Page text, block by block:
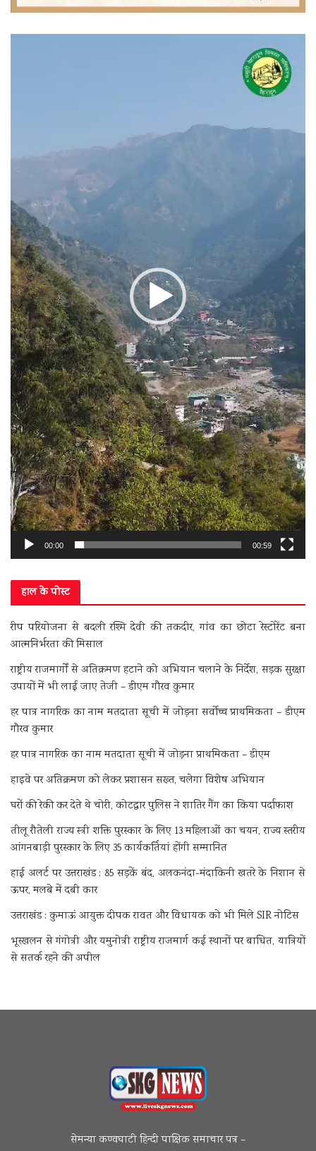
00:00 00:59
हाल के पोस्ट
रीप परियोजना से बदली रश्मि देवी की तकदीर, गांव का छोटा रेस्टोरेंट बना
आत्मनिर्भरता की मिसाल
राष्ट्रीय राजमार्गों से अतिक्रमण हटाने को अभियान चलाने के निर्देश, सड़क सुरक्षा
उपायों में भी लाई जाए तेजी – डीएम गौरव कुमार
हर पात्र नागरिक का नाम मतदाता सूची में जोड़ना सर्वोच्च प्राथमिकता – डीएम
गौरव कुमार
हर पात्र नागरिक का नाम मतदाता सूची में जोड़ना प्राथमिकता – डीएम
हाइवे पर अतिक्रमण को लेकर प्रशासन सख्त, चलेगा विशेष अभियान
घरों की रेकी कर देते थे चोरी, कोटद्वार पुलिस ने शातिर गैंग का किया पर्दाफाश
तीलू रौतेली राज्य स्त्री शक्ति पुरस्कार के लिए 13 महिलाओं का चयन, राज्य स्तरीय
आंगनबाड़ी पुरस्कार के लिए 35 कार्यकर्तियां होंगी सम्मानित
हाई अलर्ट पर उत्तराखंड : 85 सड़कें बंद, अलकनंदा-मंदाकिनी खतरे के निशान से
ऊपर, मलबे में दबी कार
उत्तराखंड : कुमाऊं आयुक्त दीपक रावत और विधायक को भी मिले SIR नोटिस
भूस्खलन से गंगोत्री और यमुनोत्री राष्ट्रीय राजमार्ग कई स्थानों पर बाधित, यात्रियों
से सतर्क रहने की अपील
सेमन्या कण्वघाटी हिन्दी पाक्षिक समाचार पत्र –